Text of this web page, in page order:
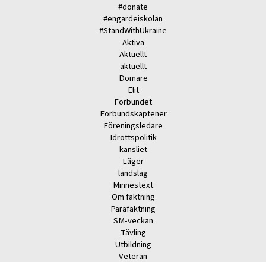
#donate
#engardeiskolan
#StandWithUkraine
Aktiva
Aktuellt
aktuellt
Domare
Elit
Förbundet
Förbundskaptener
Föreningsledare
Idrottspolitik
kansliet
Läger
landslag
Minnestext
Om fäktning
Parafäktning
SM-veckan
Tävling
Utbildning
Veteran